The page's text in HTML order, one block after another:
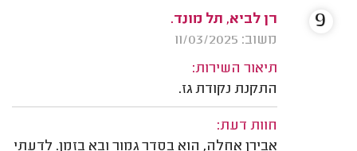
רן לביא, תל מונד.
משוב: 11/03/2025
תיאור השירות:
התקנת נקודת גז.
חוות דעת:
אבירן אחלה, הוא בסדר גמור ובא בזמן. לדעתי
9